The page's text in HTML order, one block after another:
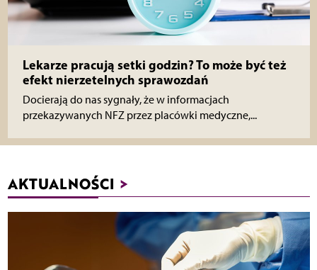
Lekarze pracują setki godzin? To może być też
efekt nierzetelnych sprawozdań
Docierają do nas sygnały, że w informacjach
przekazywanych NFZ przez placówki medyczne,...
AKTUALNOŚCI >